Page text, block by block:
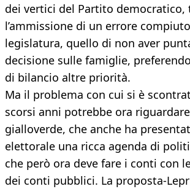
dei vertici del Partito democratico,
l’ammissione di un errore
legislatura, quello di non aver
decisione sulle famiglie,
di bilancio altre priorità.
Ma il problema con cui si è
scorsi anni potrebbe ora
gialloverde, che anche ha
elettorale una ricca agenda di
che però ora deve fare i conti con
dei conti pubblici. La proposta-